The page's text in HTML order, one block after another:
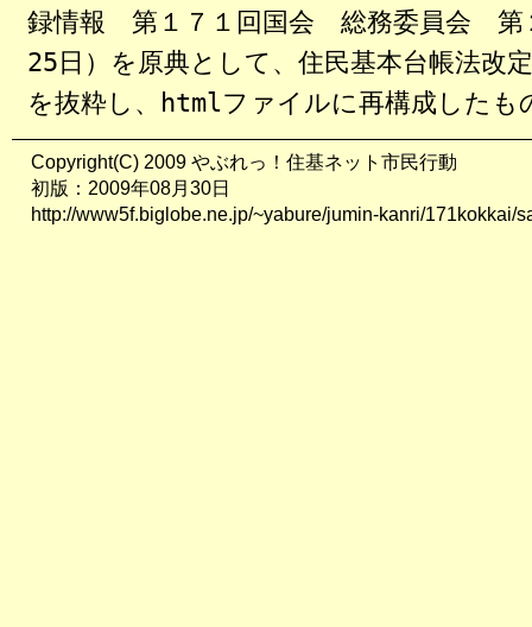
録情報 第１７１回国会 総務委員会 第
25日）を原典として、住民基本台帳法改
を抜粋し、htmlファイルに再構成したも
Copyright(C) 2009 やぶれっ！住基ネット市民行動
初版：2009年08月30日
http://www5f.biglobe.ne.jp/~yabure/jumin-kanri/171kokkai/